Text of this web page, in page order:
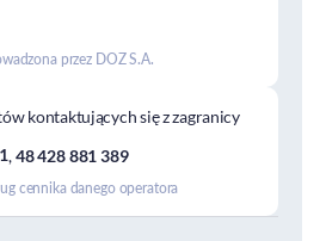
przez DOZ S.A.
kontaktujących się z zagranicy
,48 428 881 389
cennika danego operatora